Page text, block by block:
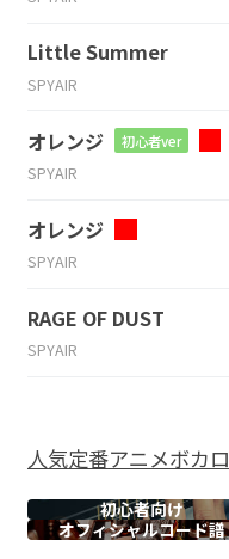
Little Summer
SPYAIR
オレンジ 初心者ver
SPYAIR
オレンジ
SPYAIR
RAGE OF DUST
SPYAIR
人気定番アニメボカロ
初心者向け
オフィシャルコード譜